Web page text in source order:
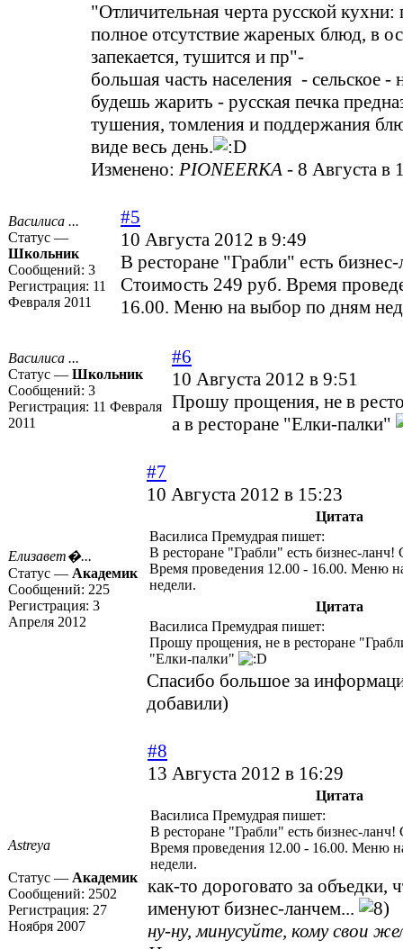
"Отличительная черта русской кухни:
полное отсутствие жареных блюд, в
запекается, тушится и пр"-
большая часть населения - сельское -
будешь жарить - русская печка
тушения, томления и поддержания
виде весь день.
Изменено: PIONEERKA - 8 Августа в
Василиса ...
Статус —
Школьник
Сообщений: 3
Регистрация: 11
Февраля 2011
#5
10 Августа 2012 в 9:49
В ресторане "Грабли" есть
Стоимость 249 руб. Время
16.00. Меню на выбор по дням
Василиса ...
Статус — Школьник
Сообщений: 3
Регистрация: 11 Февраля
2011
#6
10 Августа 2012 в 9:51
Прошу прощения, не в
а в ресторане "Елки-палки"
Елизавет�...
Статус — Академик
Сообщений: 225
Регистрация: 3
Апреля 2012
#7
10 Августа 2012 в 15:23
Цитата
Василиса Премудрая пишет:
В ресторане "Грабли" есть бизнес-ланч!
Время проведения 12.00 - 16.00. Меню
недели.
Цитата
Василиса Премудрая пишет:
Прошу прощения, не в ресторане
"Елки-палки"
Спасибо большое за
добавили)
Astreya
Статус — Академик
Сообщений: 2502
Регистрация: 27
Ноября 2007
#8
13 Августа 2012 в 16:29
Цитата
Василиса Премудрая пишет:
В ресторане "Грабли" есть бизнес-ланч!
Время проведения 12.00 - 16.00. Меню
недели.
как-то дороговато за объедки,
именуют бизнес-ланчем...
ну-ну, минусуйте, кому свои